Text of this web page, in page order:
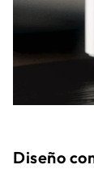
Diseño